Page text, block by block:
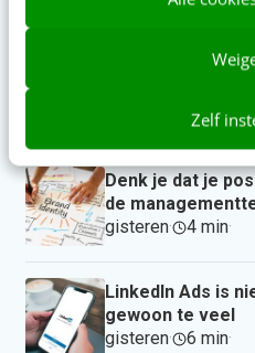
Zelf
3 min·
Zo bouw je een
6 min·
Denk je dat je
de
gisteren· 4 min·
LinkedIn Ads is
gewoon te veel
gisteren· 6 min·